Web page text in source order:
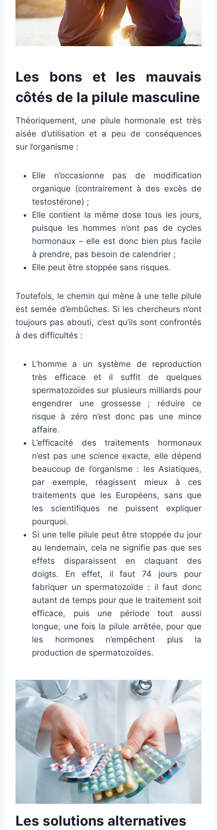
Les bons et les mauvais
côtés de la pilule masculine
Théoriquement, une pilule hormonale est très
aisée d’utilisation et a peu de conséquences
sur l’organisme :
Elle n’occasionne pas de modification
organique (contrairement à des excès de
testostérone) ;
Elle contient la même dose tous les jours,
puisque les hommes n’ont pas de cycles
hormonaux – elle est donc bien plus facile
à prendre, pas besoin de calendrier ;
Elle peut être stoppée sans risques.
Toutefois, le chemin qui mène à une telle pilule
est semée d’embûches. Si les chercheurs n’ont
toujours pas abouti, c’est qu’ils sont confrontés
à des difficultés :
L’homme a un système de reproduction
très efficace et il suffit de quelques
spermatozoïdes sur plusieurs milliards pour
engendrer une grossesse ; réduire ce
risque à zéro n’est donc pas une mince
affaire.
L’efficacité des traitements hormonaux
n’est pas une science exacte, elle dépend
beaucoup de l’organisme : les Asiatiques,
par exemple, réagissent mieux à ces
traitements que les Européens, sans que
les scientifiques ne puissent expliquer
pourquoi.
Si une telle pilule peut être stoppée du jour
au lendemain, cela ne signifie pas que ses
effets disparaissent en claquant des
doigts. En effet, il faut 74 jours pour
fabriquer un spermatozoïde : il faut donc
autant de temps pour que le traitement soit
efficace, puis une période tout aussi
longue, une fois la pilule arrêtée, pour que
les hormones n’empêchent plus la
production de spermatozoïdes.
Les solutions alternatives